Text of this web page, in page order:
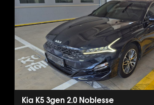
Kia K5 3gen 2.0 Noblesse